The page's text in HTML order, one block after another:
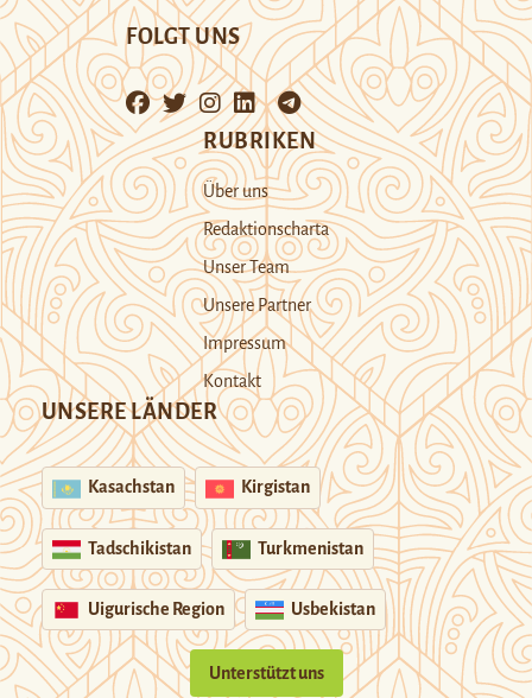
FOLGT UNS
RUBRIKEN
Über uns
Redaktionscharta
Unser Team
Unsere Partner
Impressum
Kontakt
UNSERE LÄNDER
Kasachstan Kirgistan
Tadschikistan Turkmenistan
Uigurische Region Usbekistan
Unterstützt uns